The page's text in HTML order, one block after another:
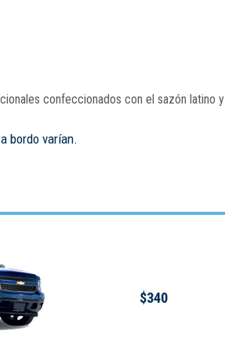
confeccionados con el sazón latino y
bordo varían.
$340